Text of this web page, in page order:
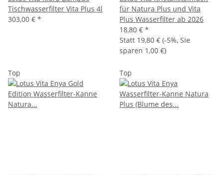
Tischwasserfilter Vita Plus 4l
303,00 € *
für Natura Plus und Vita
Plus Wasserfilter ab 2026
18,80 € *
Statt 19,80 € (-5%, Sie
sparen 1,00 €)
Top Top